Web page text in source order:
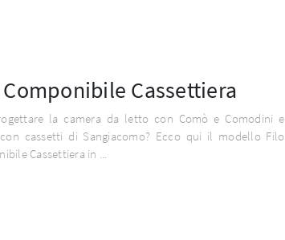
Cassettiera
la camera da letto con Comò e Comodini e
cassetti di Sangiacomo? Ecco qui il modello Filo
Cassettiera in ...